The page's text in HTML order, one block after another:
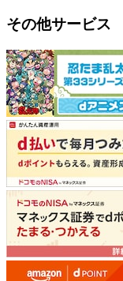
その他サービス